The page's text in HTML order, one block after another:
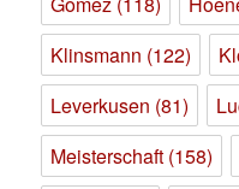
Klinsmann (122)
Leverkusen (81)
Meisterschaft (158)